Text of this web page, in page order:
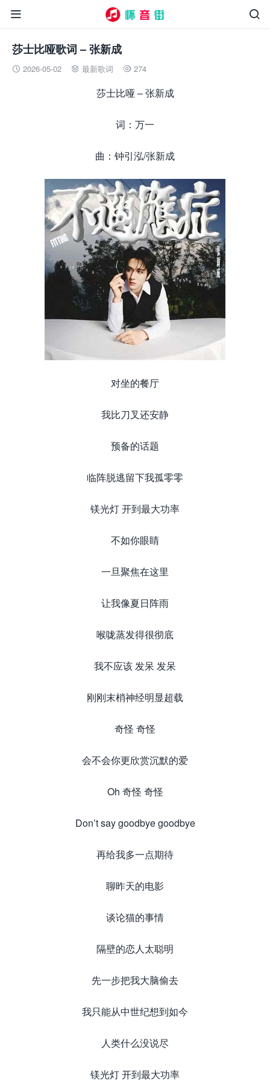


莎士比哑歌词 – 张新成
 2026-05-02  最新歌词  274
莎士比哑 – 张新成
词：万一
曲：钟引泓/张新成
对坐的餐厅
我比刀叉还安静
预备的话题
临阵脱逃留下我孤零零
镁光灯 开到最大功率
不如你眼睛
一旦聚焦在这里
让我像夏日阵雨
喉咙蒸发得很彻底
我不应该 发呆 发呆
刚刚末梢神经明显超载
奇怪 奇怪
会不会你更欣赏沉默的爱
Oh 奇怪 奇怪
Don’t say goodbye goodbye
再给我多一点期待
聊昨天的电影
谈论猫的事情
隔壁的恋人太聪明
先一步把我大脑偷去
我只能从中世纪想到如今
人类什么没说尽
镁光灯 开到最大功率